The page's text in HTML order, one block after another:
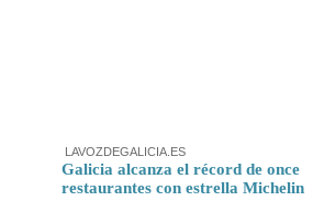
LAVOZDEGALICIA.ES
Galicia alcanza el récord de once
restaurantes con estrella Michelin